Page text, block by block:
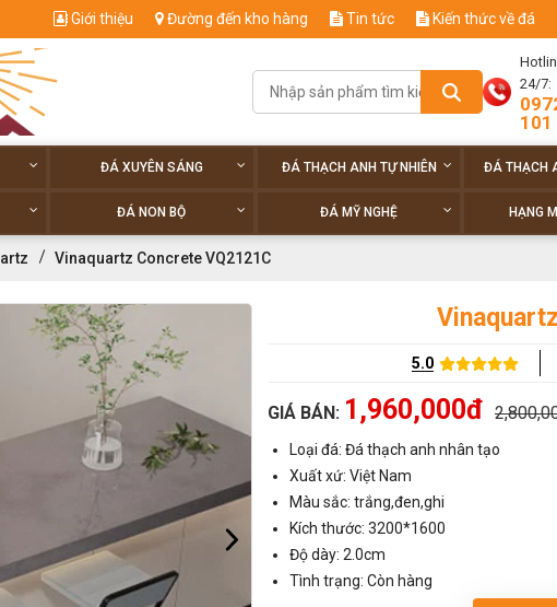
Giới thiệu Đường đến kho hàng Tin tức Kiến thức về đá
24/7:
101
ĐÁ XUYÊN SÁNG ĐÁ THẠCH ANH TỰ NHIÊN ĐÁ THẠCH
ĐÁ NON BỘ ĐÁ MỸ NGHỆ HẠNG
Vinaquartz Concrete VQ2121C
5.0
GIÁ BÁN: 1,960,000đ
Loại đá: Đá thạch anh nhân tạo
Xuất xứ: Việt Nam
Màu sắc: trắng,đen,ghi
Kích thước: 3200*1600
Độ dày: 2.0cm
Tình trạng: Còn hàng